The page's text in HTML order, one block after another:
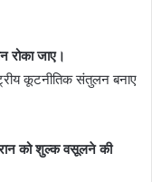
रोका जाए।
कूटनीतिक संतुलन बनाए
को शुल्क वसूलने की